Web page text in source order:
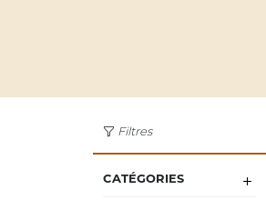
Filtres
CATÉGORIES